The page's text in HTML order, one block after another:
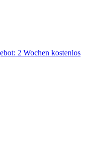
2 Wochen kostenlos